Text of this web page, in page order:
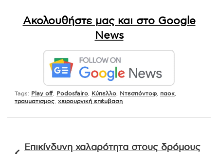
Ακολουθήστε μας και στο Google
News
Tags: Play off Podosfairo Κύπελλο Ντεσπόντοφ παοκ
τραυματισμος χειρουργική επέμβαση
Επικίνδυνη χαλαρότητα στους δρόμους